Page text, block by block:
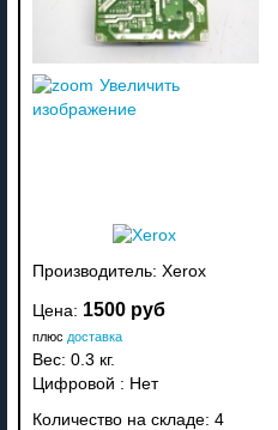
Увеличить
изображение
Производитель: Xerox
Цена: 1500 руб
плюс доставка
Вес: 0.3 кг.
Цифровой : Нет
Количество на складе: 4